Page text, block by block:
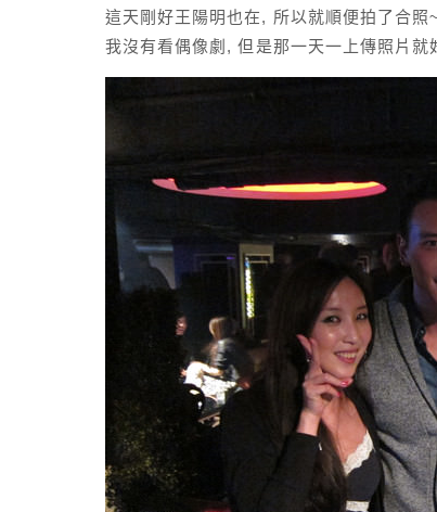
這天剛好王陽明也在, 所以就順便拍了合照~
我沒有看偶像劇, 但是那一天一上傳照片就